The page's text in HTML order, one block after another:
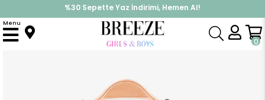
%30 Sepette Yaz İndirimi, Hemen Al!
İndirimlere ek %10 İndirimi Kap, Hemen Üye Ol!
0
Menu
Anasayfa Elbise Modelleri Uzun Kol Elbise